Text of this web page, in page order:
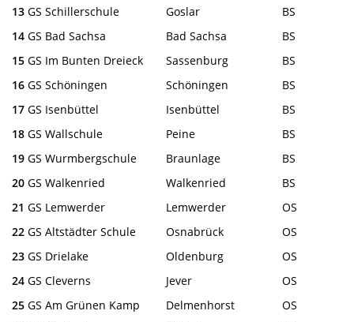
13 GS Schillerschule Goslar
BS
14 GS Bad Sachsa Bad Sachsa
BS
15 GS Im Bunten Dreieck Sassenburg
BS
16 GS Schöningen Schöningen
BS
17 GS Isenbüttel Isenbüttel
BS
18 GS Wallschule Peine
BS
19 GS Wurmbergschule Braunlage
BS
20 GS Walkenried Walkenried
BS
21 GS Lemwerder Lemwerder
OS
22 GS Altstädter Schule Osnabrück
OS
23 GS Drielake Oldenburg
OS
24 GS Cleverns Jever
OS
25 GS Am Grünen Kamp Delmenhorst
OS